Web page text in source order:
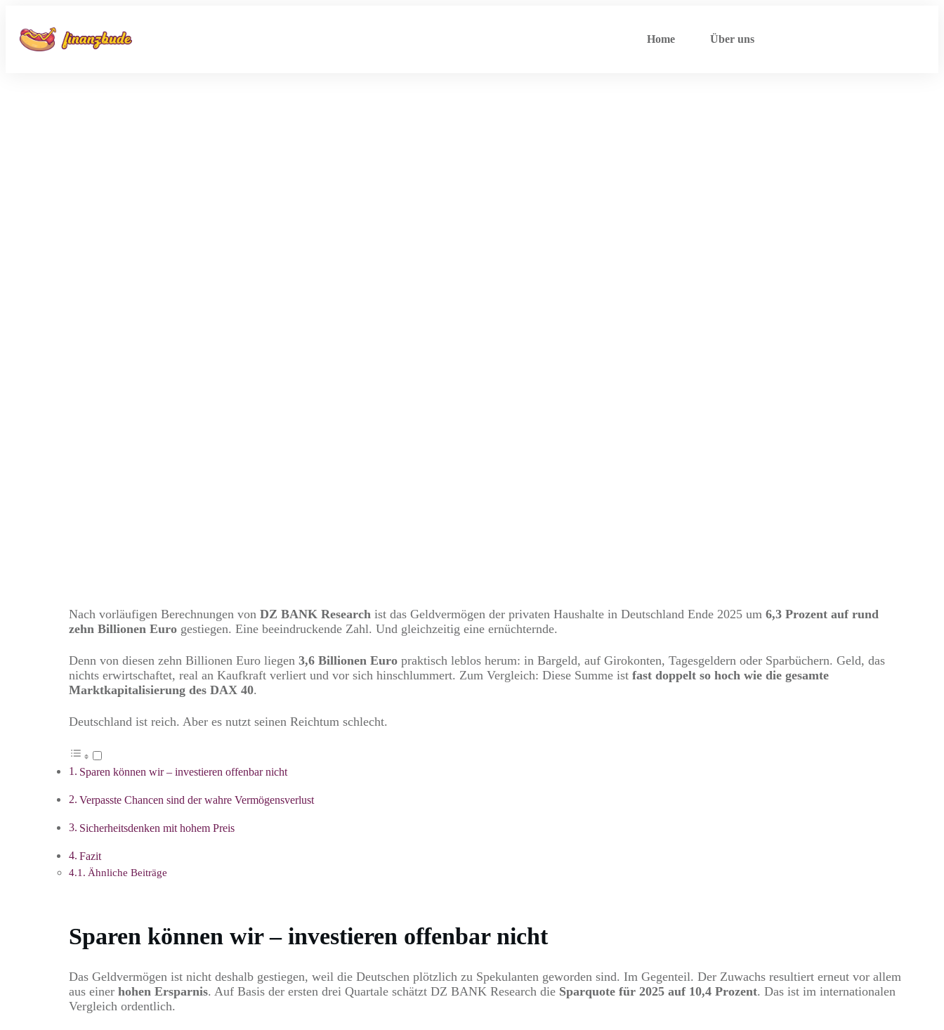
Home Über uns
Nach vorläufigen Berechnungen von DZ BANK Research ist das Geldvermögen der privaten Haushalte in Deutschland Ende 2025 um 6,3 Prozent auf rund
zehn Billionen Euro gestiegen. Eine beeindruckende Zahl. Und gleichzeitig eine ernüchternde.
Denn von diesen zehn Billionen Euro liegen 3,6 Billionen Euro praktisch leblos herum: in Bargeld, auf Girokonten, Tagesgeldern oder Sparbüchern. Geld, das
nichts erwirtschaftet, real an Kaufkraft verliert und vor sich hinschlummert. Zum Vergleich: Diese Summe ist fast doppelt so hoch wie die gesamte
Marktkapitalisierung des DAX 40.
Deutschland ist reich. Aber es nutzt seinen Reichtum schlecht.
Sparen können wir – investieren offenbar nicht
Verpasste Chancen sind der wahre Vermögensverlust
Sicherheitsdenken mit hohem Preis
Fazit
Ähnliche Beiträge
Sparen können wir – investieren offenbar nicht
Das Geldvermögen ist nicht deshalb gestiegen, weil die Deutschen plötzlich zu Spekulanten geworden sind. Im Gegenteil. Der Zuwachs resultiert erneut vor allem
aus einer hohen Ersparnis. Auf Basis der ersten drei Quartale schätzt DZ BANK Research die Sparquote für 2025 auf 10,4 Prozent. Das ist im internationalen
Vergleich ordentlich.